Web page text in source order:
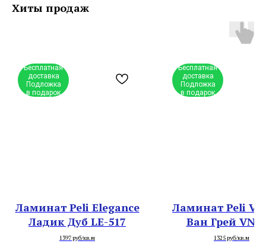
Хиты продаж
Бесплатная
доставка
Подложка
в подарок
Ламинат Peli Elegance
Ладик Дуб LE-517
1397 руб/кв.м
Бесплатная
доставка
Подложка
в подарок
Ламинат Peli
Ван Грей VN-
1325 руб/кв.м